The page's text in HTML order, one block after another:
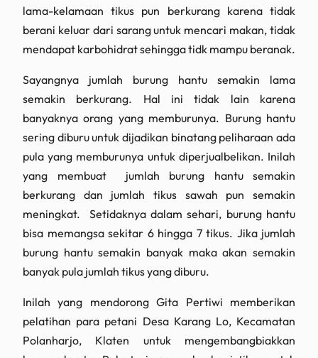
lama-kelamaan tikus pun berkurang karena tidak
berani keluar dari sarang untuk mencari makan, tidak
mendapat karbohidrat sehingga tidk mampu beranak.
Sayangnya jumlah burung hantu semakin lama
semakin berkurang. Hal ini tidak lain karena
banyaknya orang yang memburunya. Burung hantu
sering diburu untuk dijadikan binatang peliharaan ada
pula yang memburunya untuk diperjualbelikan. Inilah
yang membuat jumlah burung hantu semakin
berkurang dan jumlah tikus sawah pun semakin
meningkat. Setidaknya dalam sehari, burung hantu
bisa memangsa sekitar 6 hingga 7 tikus. Jika jumlah
burung hantu semakin banyak maka akan semakin
banyak pula jumlah tikus yang diburu.
Inilah yang mendorong Gita Pertiwi memberikan
pelatihan para petani Desa Karang Lo, Kecamatan
Polanharjo, Klaten untuk mengembangbiakkan